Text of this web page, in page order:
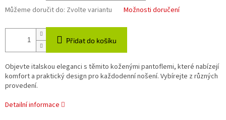
Můžeme doručit do: Zvolte variantu Možnosti doručení
Přidat do košíku
Objevte italskou eleganci s těmito koženými pantoflemi, které nabízejí
komfort a praktický design pro každodenní nošení. Vybírejte z různých
provedení.
Detailní informace